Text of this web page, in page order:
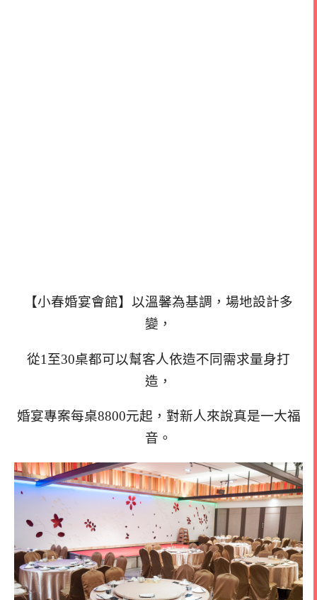
【小春婚宴會館】以溫馨為基調，場地設計多
變，
從1至30桌都可以幫客人依造不同需求量身打
造，
婚宴專案每桌8800元起，對新人來說真是一大福
音。